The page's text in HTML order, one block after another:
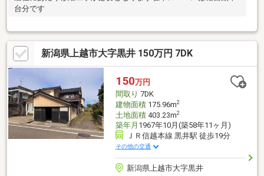
台分です
新潟県上越市大字黒井 150万円 7DK
150万円
間取り 7DK
建物面積175.96m2
土地面積403.23m2
築年月 1967年10月(築58年11ヶ月)
ＪＲ信越本線 黒井駅 徒歩19分
その他の交通
新潟県上越市大字黒井